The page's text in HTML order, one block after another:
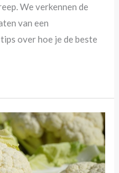
We verkennen de
van een
over hoe je de beste